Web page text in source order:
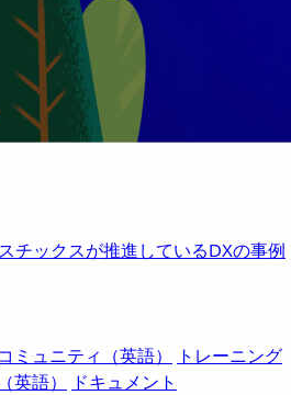
チックスが推進しているDXの事例
コミュニティ（英語）
トレーニング
英語）
ドキュメント